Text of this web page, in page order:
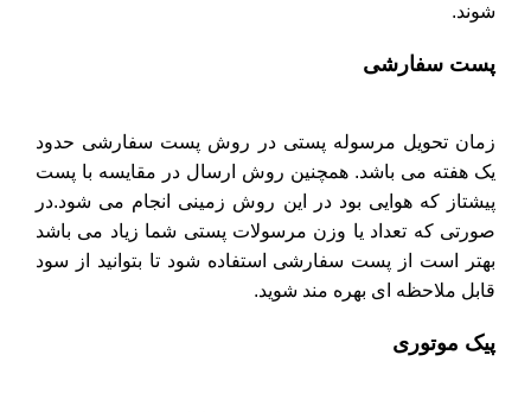
شوند.
پست سفارشی
زمان تحویل مرسوله پستی در روش پست سفارشی حدود
یک هفته می باشد. همچنین روش ارسال در مقایسه با پست
پیشتاز که هوایی بود در این روش زمینی انجام می شود.در
صورتی که تعداد یا وزن مرسولات پستی شما زیاد می باشد
بهتر است از پست سفارشی استفاده شود تا بتوانید از سود
قابل ملاحظه ای بهره مند شوید.
پیک موتوری